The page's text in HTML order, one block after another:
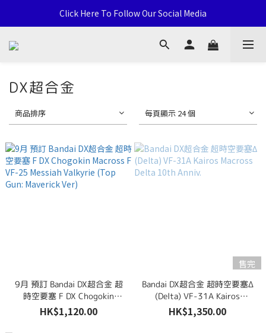
通用卡店 TCG & Sports Card 批發/零售 Distribution and Retail
Click Here To Follow Our Social Media
荃灣西樓角路138-168號 荃豐中心地下A59號舖
DX超合金
商品排序 每頁顯示 24 個
9月 預訂 Bandai DX超合金 超
時空要塞 F DX Chogokin
Macross F VF-25 Messiah
Valkyrie (Top Gun: Maverick
HK$1,120.00
售完
Bandai DX超合金 超時空要塞Δ
(Delta) VF-31A Kairos
Macross Delta 10th Anniv.
HK$1,350.00